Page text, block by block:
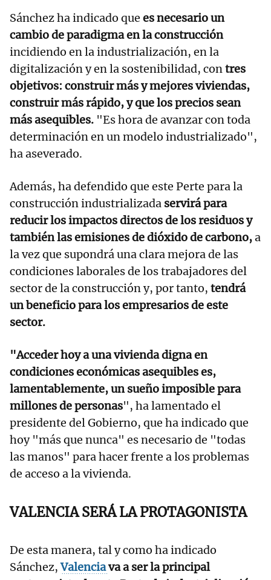
Sánchez ha indicado que es necesario un
cambio de paradigma en la construcción
incidiendo en la industrialización, en la
digitalización y en la sostenibilidad, contres
objetivos: construir más y mejores viviendas,
construir más rápido, y que los precios sean
más asequibles. "Es hora de avanzar con toda
determinación en un modelo industrializado",
ha aseverado.
Además, ha defendido que este Perte para la
construcción industrializada servirá para
reducir los impactos directos de los residuos y
también las emisiones de dióxido de carbono,a
la vez que supondrá una clara mejora de las
condiciones laborales de los trabajadores del
sector de la construcción y, por tanto, tendrá
un beneficio para los empresarios de este
sector.
"Acceder hoy a una vivienda digna en
condiciones económicas asequibles es,
lamentablemente, un sueño imposible para
millones de personas", ha lamentado el
presidente del Gobierno, que ha indicado que
hoy "más que nunca" es necesario de "todas
las manos" para hacer frente a los problemas
de acceso a la vivienda.
VALENCIA SERÁ LA PROTAGONISTA
De esta manera, tal y como ha indicado
Sánchez,Valenciava a ser la principal